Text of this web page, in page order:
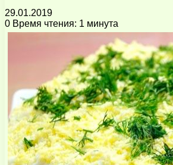
29.01.2019
0 Время чтения: 1 минута